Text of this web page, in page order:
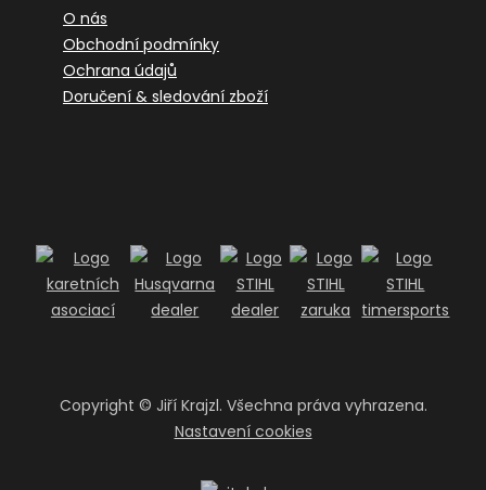
O nás
Obchodní podmínky
Ochrana údajů
Doručení & sledování zboží
Copyright © Jiří Krajzl. Všechna práva vyhrazena.
Nastavení cookies